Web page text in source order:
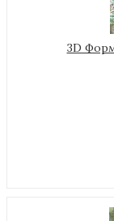
3D